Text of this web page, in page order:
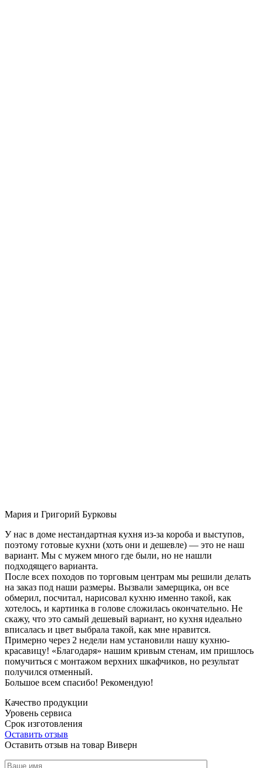
Мария и Григорий Бурковы
У нас в доме нестандартная кухня из-за короба и выступов,
поэтому готовые кухни (хоть они и дешевле) — это не наш
вариант. Мы с мужем много где были, но не нашли
подходящего варианта.
После всех походов по торговым центрам мы решили делать
на заказ под наши размеры. Вызвали замерщика, он все
обмерил, посчитал, нарисовал кухню именно такой, как
хотелось, и картинка в голове сложилась окончательно. Не
скажу, что это самый дешевый вариант, но кухня идеально
вписалась и цвет выбрала такой, как мне нравится.
Примерно через 2 недели нам установили нашу кухню-
красавицу! «Благодаря» нашим кривым стенам, им пришлось
помучиться с монтажом верхних шкафчиков, но результат
получился отменный.
Большое всем спасибо! Рекомендую!
Качество продукции
Уровень сервиса
Срок изготовления
Оставить отзыв
Оставить отзыв на товар Виверн